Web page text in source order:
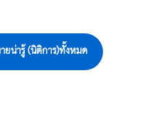
น่ารู้ (นิติการ)ทั้งหมด